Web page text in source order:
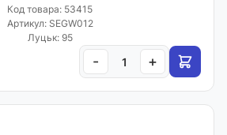
Код товара: 53415
Артикул: SEGW012
Луцьк: 95
- +